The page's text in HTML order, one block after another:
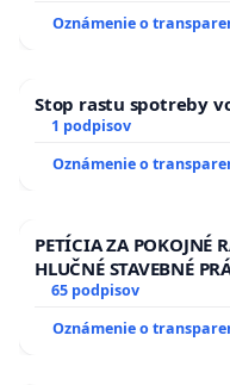
Oznámenie o
Stop rastu spotreby
1 podpisov
Oznámenie o
PETÍCIA ZA POKOJNÉ
HLUČNÉ STAVEBNÉ
13.00 HOD., CEZ
ĎUMBIERSKEJ/MAGU
65 podpisov
Oznámenie o